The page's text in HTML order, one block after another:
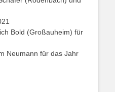
Bold (Großauheim) für
Neumann für das Jahr